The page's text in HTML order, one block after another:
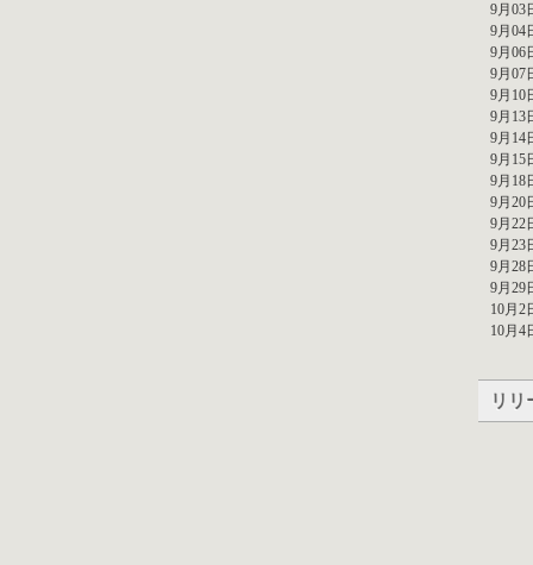
9月03
9月04
9月06
9月07
9月10
9月13
9月14
9月15
9月18
9月20
9月22
9月23
9月28
9月29
10月2
10月
リリ